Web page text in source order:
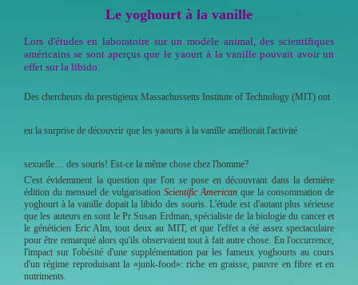
Le yoghourt à la vanille
Lors d'études en laboratoire sur un modèle animal, des scientifiques
américains se sont aperçus que le yaourt à la vanille pouvait avoir un
effet sur la libido.
Des chercheurs du prestigieux Massachussetts Institute of Technology (MIT) ont
eu la surprise de découvrir que les yaourts à la vanille améliorait l'activité
sexuelle… des souris! Est-ce la même chose chez l'homme?
C'est évidemment la question que l'on se pose en découvrant dans la dernière
édition du mensuel de vulgarisation Scientific American que la consommation de
yoghourt à la vanille dopait la libido des souris. L'étude est d'autant plus sérieuse
que les auteurs en sont le Pr Susan Erdman, spécialiste de la biologie du cancer et
le généticien Eric Alm, tout deux au MIT, et que l'effet a été assez spectaculaire
pour être remarqué alors qu'ils observaient tout à fait autre chose. En l'occurrence,
l'impact sur l'obésité d'une supplémentation par les fameux yoghourts au cours
d'un régime reproduisant la «junk-food»: riche en graisse, pauvre en fibre et en
nutriments.